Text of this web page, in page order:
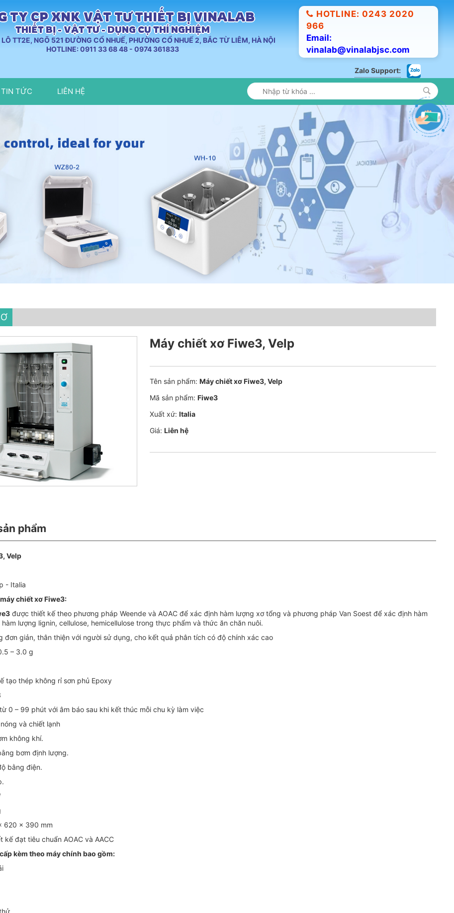
TY CP XNK VẬT TƯ THIẾT BỊ VINALAB
THIẾT BỊ - VẬT TƯ - DỤNG CỤ THÍ NGHIỆM
TT2E, NGÕ 521 ĐƯỜNG CỔ NHUẾ, PHƯỜNG CỔ NHUẾ 2, BẮC TỪ LIÊM, HÀ NỘI
HOTLINE: 0911 33 68 48 - 0974 361833
HOTLINE: 0243 2020
966
Email:
vinalab@vinalabjsc.com
Zalo Support:
TIN TỨC LIÊN HỆ
Máy chiết xơ Fiwe3, Velp
Tên sản phẩm: Máy chiết xơ Fiwe3, Velp
Mã sản phẩm: Fiwe3
Xuất xứ: Italia
Giá: Liên hệ
phẩm
, Velp
- Italia
máy chiết xơ Fiwe3:
được thiết kế theo phương pháp Weende và AOAC để xác định hàm lượng xơ tổng và phương pháp Van Soest để xác định hàm
hàm lượng lignin, cellulose, hemicellulose trong thực phẩm và thức ăn chăn nuôi.
đơn giản, thân thiện với người sử dụng, cho kết quả phân tích có độ chính xác cao
– 3.0 g
tạo thép không rỉ sơn phủ Epoxy
0 – 99 phút với âm báo sau khi kết thúc mỗi chu kỳ làm việc
và chiết lạnh
không khí.
bơm định lượng.
bằng điện.
620 x 390 mm
kế đạt tiêu chuẩn AOAC và AACC
kèm theo máy chính bao gồm: